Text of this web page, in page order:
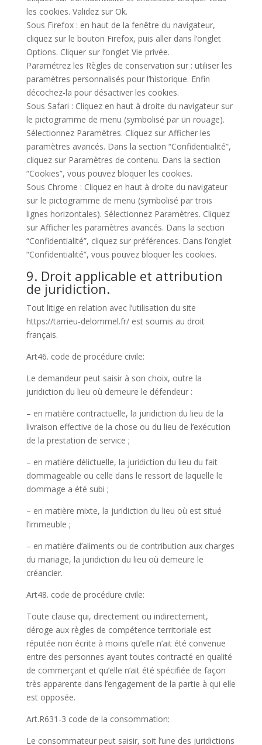
les cookies. Validez sur Ok.
Sous Firefox : en haut de la fenêtre du navigateur,
cliquez sur le bouton Firefox, puis aller dans l’onglet
Options. Cliquer sur l’onglet Vie privée.
Paramétrez les Règles de conservation sur : utiliser les
paramètres personnalisés pour l’historique. Enfin
décochez-la pour désactiver les cookies.
Sous Safari : Cliquez en haut à droite du navigateur sur
le pictogramme de menu (symbolisé par un rouage).
Sélectionnez Paramètres. Cliquez sur Afficher les
paramètres avancés. Dans la section “Confidentialité”,
cliquez sur Paramètres de contenu. Dans la section
“Cookies”, vous pouvez bloquer les cookies.
Sous Chrome : Cliquez en haut à droite du navigateur
sur le pictogramme de menu (symbolisé par trois
lignes horizontales). Sélectionnez Paramètres. Cliquez
sur Afficher les paramètres avancés. Dans la section
“Confidentialité”, cliquez sur préférences. Dans l’onglet
“Confidentialité”, vous pouvez bloquer les cookies.
9. Droit applicable et attribution
de juridiction.
Tout litige en relation avec l’utilisation du site
https://tarrieu-delommel.fr/ est soumis au droit
français.
Art46. code de procédure civile:
Le demandeur peut saisir à son choix, outre la
juridiction du lieu où demeure le défendeur :
– en matière contractuelle, la juridiction du lieu de la
livraison effective de la chose ou du lieu de l’exécution
de la prestation de service ;
– en matière délictuelle, la juridiction du lieu du fait
dommageable ou celle dans le ressort de laquelle le
dommage a été subi ;
– en matière mixte, la juridiction du lieu où est situé
l’immeuble ;
– en matière d’aliments ou de contribution aux charges
du mariage, la juridiction du lieu où demeure le
créancier.
Art48. code de procédure civile:
Toute clause qui, directement ou indirectement,
déroge aux règles de compétence territoriale est
réputée non écrite à moins qu’elle n’ait été convenue
entre des personnes ayant toutes contracté en qualité
de commerçant et qu’elle n’ait été spécifiée de façon
très apparente dans l’engagement de la partie à qui elle
est opposée.
Art.R631-3 code de la consommation:
Le consommateur peut saisir, soit l’une des juridictions